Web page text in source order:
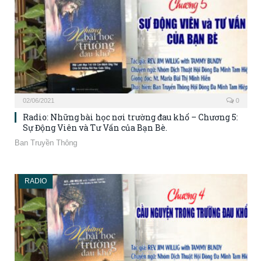
02/06/2021 0
Radio: Những bài học nơi trường đau khổ – Chương 5:
Sự Động Viên và Tư Vấn của Bạn Bè.
Ban Truyền Thông
RADIO